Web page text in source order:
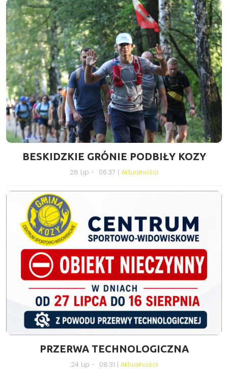
BESKIDZKIE GRÓNIE PODBIŁY KOZY
28 Lip - 06:37 | Aktualności
PRZERWA TECHNOLOGICZNA
24 Lip - 08:31 | Aktualności